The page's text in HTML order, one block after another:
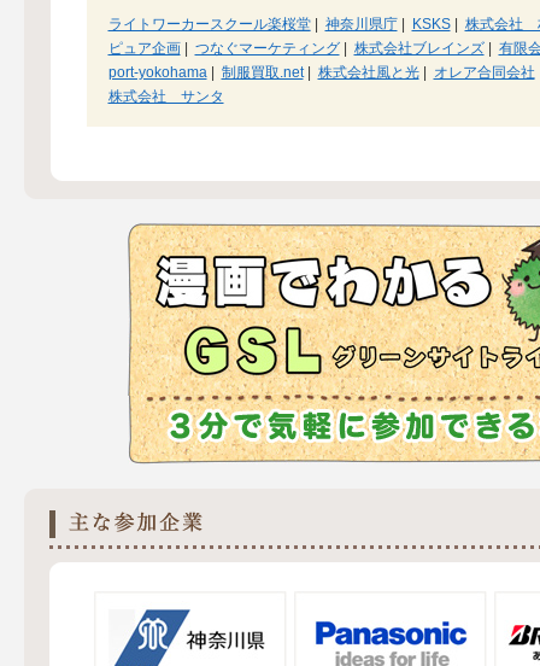
ライトワーカースクール楽桜堂| 神奈川県庁| KSKS| 株式会社
ピュア企画| つなぐマーケティング| 株式会社ブレインズ| 有限
port-yokohama | 制服買取.net| 株式会社風と光| オレア合同会社
株式会社 サンタ